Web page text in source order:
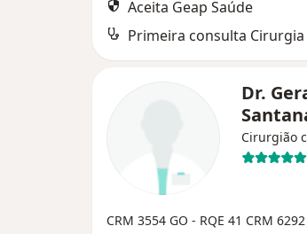
Aceita Geap Saúde
Primeira consulta
Dr.
Cirurgião
CRM 3554 GO - RQE 41 CRM